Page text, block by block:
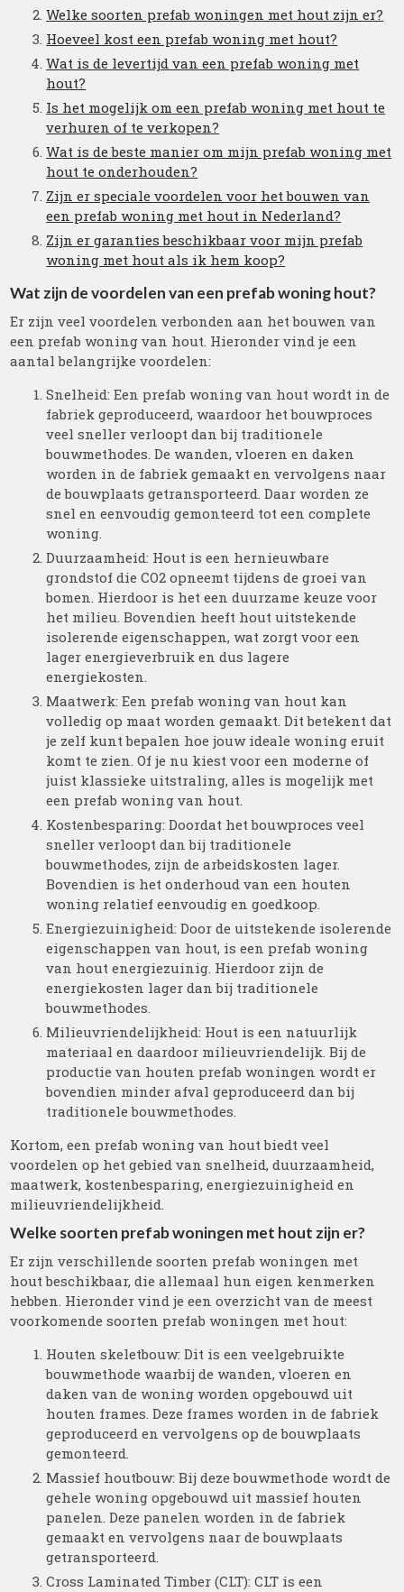
Welke soorten prefab woningen met hout zijn er?
Hoeveel kost een prefab woning met hout?
Wat is de levertijd van een prefab woning met
hout?
Is het mogelijk om een prefab woning met hout te
verhuren of te verkopen?
Wat is de beste manier om mijn prefab woning met
hout te onderhouden?
Zijn er speciale voordelen voor het bouwen van
een prefab woning met hout in Nederland?
Zijn er garanties beschikbaar voor mijn prefab
woning met hout als ik hem koop?
Wat zijn de voordelen van een prefab woning hout?
Er zijn veel voordelen verbonden aan het bouwen van
een prefab woning van hout. Hieronder vind je een
aantal belangrijke voordelen:
Snelheid: Een prefab woning van hout wordt in de
fabriek geproduceerd, waardoor het bouwproces
veel sneller verloopt dan bij traditionele
bouwmethodes. De wanden, vloeren en daken
worden in de fabriek gemaakt en vervolgens naar
de bouwplaats getransporteerd. Daar worden ze
snel en eenvoudig gemonteerd tot een complete
woning.
Duurzaamheid: Hout is een hernieuwbare
grondstof die CO2 opneemt tijdens de groei van
bomen. Hierdoor is het een duurzame keuze voor
het milieu. Bovendien heeft hout uitstekende
isolerende eigenschappen, wat zorgt voor een
lager energieverbruik en dus lagere
energiekosten.
Maatwerk: Een prefab woning van hout kan
volledig op maat worden gemaakt. Dit betekent dat
je zelf kunt bepalen hoe jouw ideale woning eruit
komt te zien. Of je nu kiest voor een moderne of
juist klassieke uitstraling, alles is mogelijk met
een prefab woning van hout.
Kostenbesparing: Doordat het bouwproces veel
sneller verloopt dan bij traditionele
bouwmethodes, zijn de arbeidskosten lager.
Bovendien is het onderhoud van een houten
woning relatief eenvoudig en goedkoop.
Energiezuinigheid: Door de uitstekende isolerende
eigenschappen van hout, is een prefab woning
van hout energiezuinig. Hierdoor zijn de
energiekosten lager dan bij traditionele
bouwmethodes.
Milieuvriendelijkheid: Hout is een natuurlijk
materiaal en daardoor milieuvriendelijk. Bij de
productie van houten prefab woningen wordt er
bovendien minder afval geproduceerd dan bij
traditionele bouwmethodes.
Kortom, een prefab woning van hout biedt veel
voordelen op het gebied van snelheid, duurzaamheid,
maatwerk, kostenbesparing, energiezuinigheid en
milieuvriendelijkheid.
Welke soorten prefab woningen met hout zijn er?
Er zijn verschillende soorten prefab woningen met
hout beschikbaar, die allemaal hun eigen kenmerken
hebben. Hieronder vind je een overzicht van de meest
voorkomende soorten prefab woningen met hout:
Houten skeletbouw: Dit is een veelgebruikte
bouwmethode waarbij de wanden, vloeren en
daken van de woning worden opgebouwd uit
houten frames. Deze frames worden in de fabriek
geproduceerd en vervolgens op de bouwplaats
gemonteerd.
Massief houtbouw: Bij deze bouwmethode wordt de
gehele woning opgebouwd uit massief houten
panelen. Deze panelen worden in de fabriek
gemaakt en vervolgens naar de bouwplaats
getransporteerd.
Cross Laminated Timber (CLT): CLT is een